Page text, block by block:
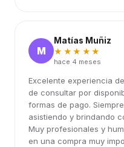
M
Matías Muñiz
★★★★★
hace 4 meses
Excelente experiencia
de consultar por
formas de pago.
asistiendo y brindando
Muy profesionales y
en una compra muy